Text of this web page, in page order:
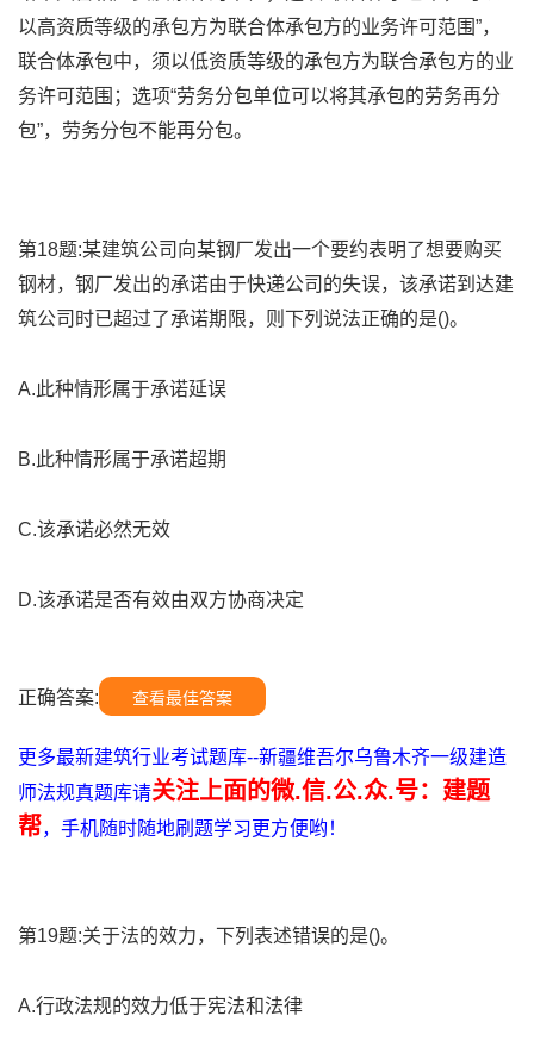
以高资质等级的承包方为联合体承包方的业务许可范围”，
联合体承包中，须以低资质等级的承包方为联合承包方的业
务许可范围；选项“劳务分包单位可以将其承包的劳务再分
包”，劳务分包不能再分包。
第18题:某建筑公司向某钢厂发出一个要约表明了想要购买
钢材，钢厂发出的承诺由于快递公司的失误，该承诺到达建
筑公司时已超过了承诺期限，则下列说法正确的是()。
A.此种情形属于承诺延误
B.此种情形属于承诺超期
C.该承诺必然无效
D.该承诺是否有效由双方协商决定
正确答案: 查看最佳答案
更多最新建筑行业考试题库--新疆维吾尔乌鲁木齐一级建造
师法规真题库请关注上面的微.信.公.众.号：建题
帮，手机随时随地刷题学习更方便哟！
第19题:关于法的效力，下列表述错误的是()。
A.行政法规的效力低于宪法和法律